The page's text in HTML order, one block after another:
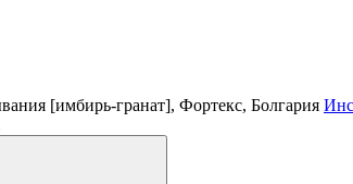
[имбирь-гранат], Фортекс, Болгария